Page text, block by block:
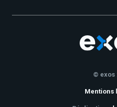
© exos
Mentions